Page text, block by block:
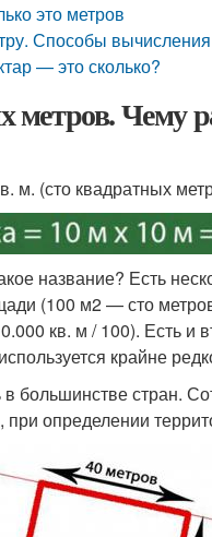
это метров
Способы
— это сколько?
метров. Чему
м. (сто квадратных
название? Есть
(100 м2 — сто
кв. м / 100). Есть
крайне
большинстве стран.
при определении